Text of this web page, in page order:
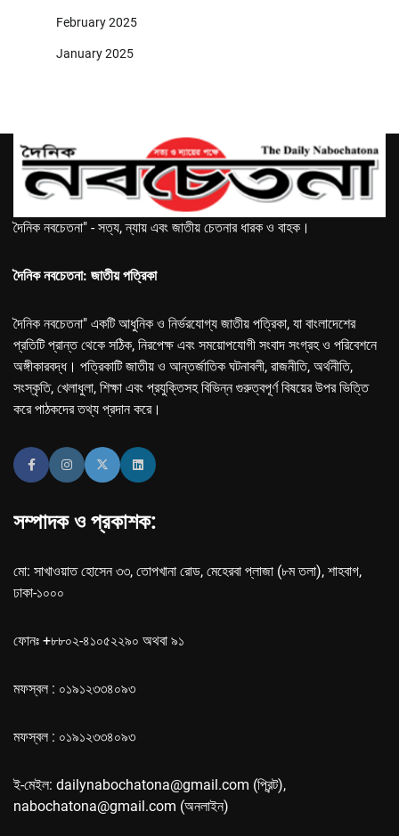
February 2025
January 2025
দৈনিক নবচেতনা" - সত্য, ন্যায় এবং জাতীয় চেতনার ধারক ও বাহক।
দৈনিক নবচেতনা: জাতীয় পত্রিকা
দৈনিক নবচেতনা" একটি আধুনিক ও নির্ভরযোগ্য জাতীয় পত্রিকা, যা বাংলাদেশের
প্রতিটি প্রান্ত থেকে সঠিক, নিরপেক্ষ এবং সময়োপযোগী সংবাদ সংগ্রহ ও পরিবেশনে
অঙ্গীকারবদ্ধ। পত্রিকাটি জাতীয় ও আন্তর্জাতিক ঘটনাবলী, রাজনীতি, অর্থনীতি,
সংস্কৃতি, খেলাধুলা, শিক্ষা এবং প্রযুক্তিসহ বিভিন্ন গুরুত্বপূর্ণ বিষয়ের উপর ভিত্তি
করে পাঠকদের তথ্য প্রদান করে।
সম্পাদক ও প্রকাশক:
মো: সাখাওয়াত হোসেন ৩৩, তোপখানা রোড, মেহেরবা প্লাজা (৮ম তলা), শাহবাগ,
ঢাকা-১০০০
ফোনঃ +৮৮০২-৪১০৫২২৯০ অথবা ৯১
মফস্বল : ০১৯১২৩৩৪০৯৩
মফস্বল : ০১৯১২৩৩৪০৯৩
ই-মেইল: dailynabochatona@gmail.com (প্রিন্ট),
nabochatona@gmail.com (অনলাইন)